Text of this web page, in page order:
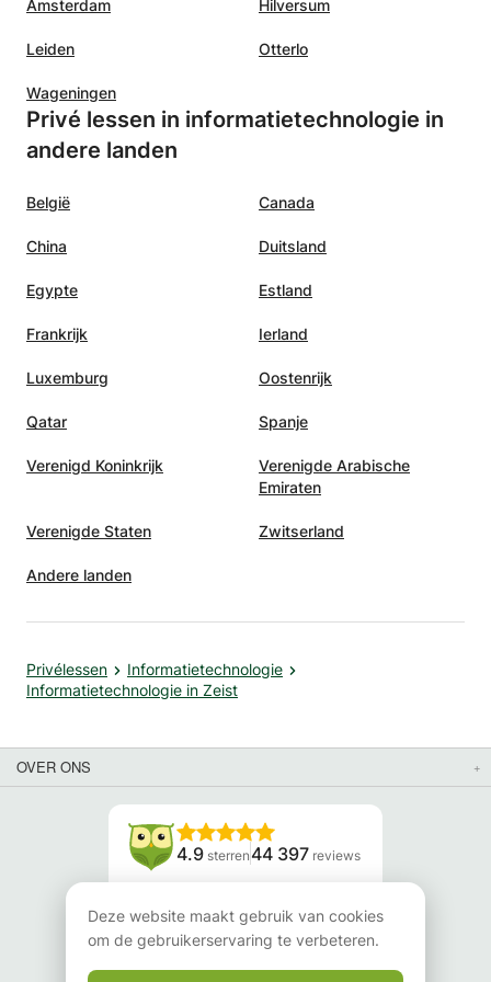
online. Bij interesse, aarzel niet om me te contacteren
bespreken. Samen kunnen we zowel een planning
jouw persoonlijke academische doelen of die van uw kind.
Amsterdam Hilversum
Leiden Otterlo
Wageningen
Privé lessen in informatietechnologie in
andere landen
België Canada
China Duitsland
Egypte Estland
Frankrijk Ierland
Luxemburg Oostenrijk
Qatar Spanje
Verenigd Koninkrijk
Verenigde Arabische
Emiraten
Verenigde Staten Zwitserland
Andere landen
Privélessen
Informatietechnologie
Informatietechnologie in Zeist
OVER ONS
4.9 sterren 44 397 reviews
Lees onze reviews
Deze website maakt gebruik van cookies
om de gebruikerservaring te verbeteren.